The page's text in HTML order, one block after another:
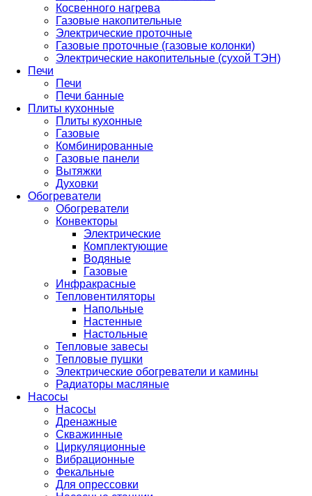
Косвенного нагрева
Газовые накопительные
Электрические проточные
Газовые проточные (газовые колонки)
Электрические накопительные (сухой ТЭН)
Печи
Печи
Печи банные
Плиты кухонные
Плиты кухонные
Газовые
Комбинированные
Газовые панели
Вытяжки
Духовки
Обогреватели
Обогреватели
Конвекторы
Электрические
Комплектующие
Водяные
Газовые
Инфракрасные
Тепловентиляторы
Напольные
Настенные
Настольные
Тепловые завесы
Тепловые пушки
Электрические обогреватели и камины
Радиаторы масляные
Насосы
Насосы
Дренажные
Скважинные
Циркуляционные
Вибрационные
Фекальные
Для опрессовки